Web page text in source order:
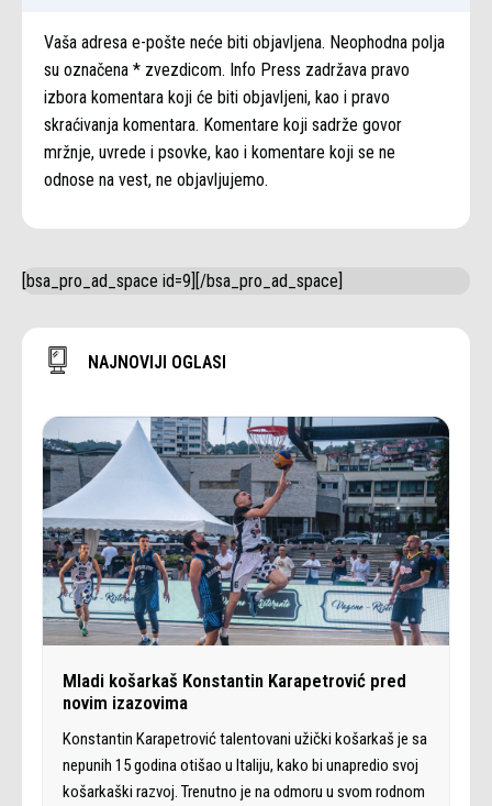
Vaša adresa e-pošte neće biti objavljena. Neophodna polja
su označena * zvezdicom. Info Press zadržava pravo
izbora komentara koji će biti objavljeni, kao i pravo
skraćivanja komentara. Komentare koji sadrže govor
mržnje, uvrede i psovke, kao i komentare koji se ne
odnose na vest, ne objavljujemo.
[bsa_pro_ad_space id=9][/bsa_pro_ad_space]
NAJNOVIJI OGLASI
Mladi košarkaš Konstantin Karapetrović pred
novim izazovima
Konstantin Karapetrović talentovani užički košarkaš je sa
nepunih 15 godina otišao u Italiju, kako bi unapredio svoj
košarkaški razvoj. Trenutno je na odmoru u svom rodnom